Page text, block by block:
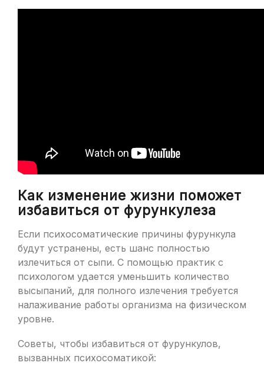
Как изменение жизни поможет
избавиться от фурункулеза
Если психосоматические причины фурункула
будут устранены, есть шанс полностью
излечиться от сыпи. С помощью практик с
психологом удается уменьшить количество
высыпаний, для полного излечения требуется
налаживание работы организма на физическом
уровне.
Советы, чтобы избавиться от фурункулов,
вызванных психосоматикой: